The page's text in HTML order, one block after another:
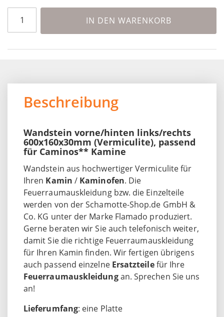
IN DEN WARENKORB
Beschreibung
Wandstein vorne/hinten links/rechts
600x160x30mm (Vermiculite), passend
für Caminos** Kamine
Wandstein aus hochwertiger Vermiculite für
Ihren Kamin / Kaminofen. Die
Feuerraumauskleidung bzw. die Einzelteile
werden von der Schamotte-Shop.de GmbH &
Co. KG unter der Marke Flamado produziert.
Gerne beraten wir Sie auch telefonisch weiter,
damit Sie die richtige Feuerraumauskleidung
für Ihren Kamin finden. Wir fertigen übrigens
auch passend einzelne Ersatzteilefür Ihre
Feuerraumauskleidungan. Sprechen Sie uns
an!
Lieferumfang: eine Platte